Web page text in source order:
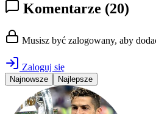
Komentarze (20)
Musisz być zalogowany, aby
Zaloguj się
Najnowsze Najlepsze